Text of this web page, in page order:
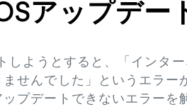
アップデー
しようとすると、「インタ
せんでした」というエラー
プデートできないエラーを